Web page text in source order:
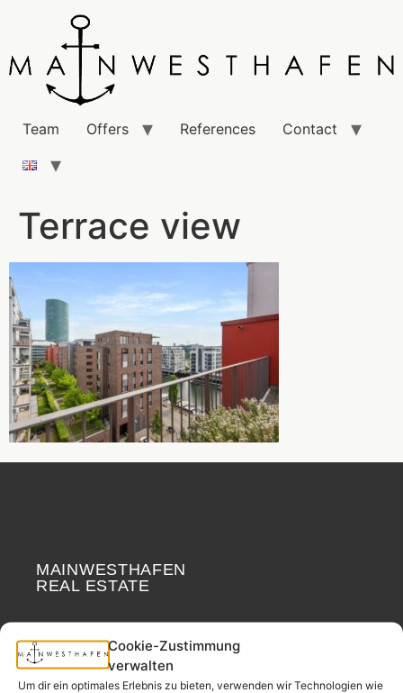
Cookie-Zustimmung
verwalten
Um dir ein optimales Erlebnis zu bieten, verwenden wir Technologien wie
Team Offers References Contact
Terrace view
MAINWESTHAFEN
REAL ESTATE
real estate partner.
– since 2017.